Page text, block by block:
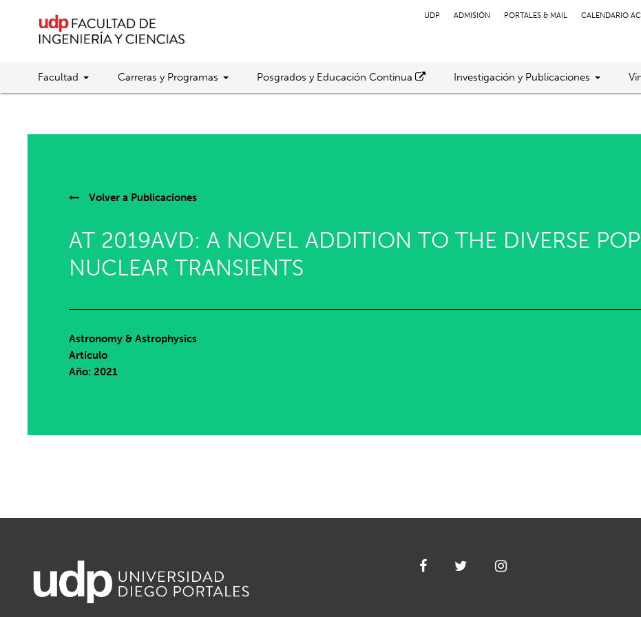
UDP ADMISIÓN PORTALES & MAIL CALENDARIO
Facultad Carreras y Programas Posgrados y Educación Continua Investigación y Publicaciones
Volver a Publicaciones
AT 2019AVD: A NOVEL ADDITION TO THE DIVERSE
NUCLEAR TRANSIENTS
Astronomy & Astrophysics
Artículo
Año: 2021